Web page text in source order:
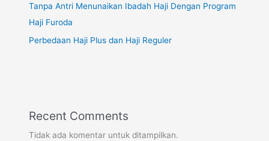
Tanpa Antri Menunaikan Ibadah Haji Dengan Program
Haji Furoda
Perbedaan Haji Plus dan Haji Reguler
Recent Comments
Tidak ada komentar untuk ditampilkan.